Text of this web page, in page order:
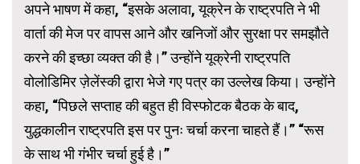
अपने भाषण में कहा, “इसके अलावा, यूक्रेन के राष्ट्रपति ने भी
वार्ता की मेज पर वापस आने और खनिजों और सुरक्षा पर समझौते
करने की इच्छा व्यक्त की है।” उन्होंने यूक्रेनी राष्ट्रपति
वोलोडिमिर ज़ेलेंस्की द्वारा भेजे गए पत्र का उल्लेख किया। उन्होंने
कहा, “पिछले सप्ताह की बहुत ही विस्फोटक बैठक के बाद,
युद्धकालीन राष्ट्रपति इस पर पुनः चर्चा करना चाहते हैं।” “रूस
के साथ भी गंभीर चर्चा हुई है।”